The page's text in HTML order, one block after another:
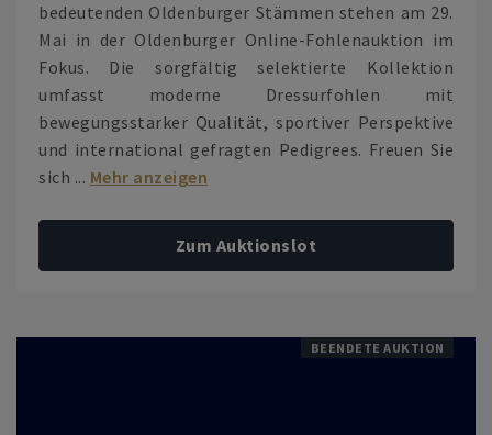
bedeutenden Oldenburger Stämmen stehen am 29.
Mai in der Oldenburger Online-Fohlenauktion im
Fokus. Die sorgfältig selektierte Kollektion
umfasst moderne Dressurfohlen mit
bewegungsstarker Qualität, sportiver Perspektive
und international gefragten Pedigrees. Freuen Sie
sich ... Mehr anzeigen
Zum Auktionslot
BEENDETE AUKTION